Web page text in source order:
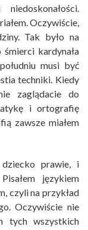
Oczywiście,
Tak było na
kardynała
musi być
techniki. Kiedy
zaglądacie do
i ortografię
zawsze miałem
dziecko prawie, i
językiem
czyli na przykład
Oczywiście nie
tych wszystkich